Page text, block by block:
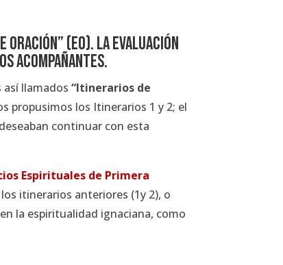
(EO). La evaluación
acompañantes.
así llamados“Itinerarios de
propusimos los Itinerarios 1 y 2; el
continuar con esta
Espirituales de Primera
itinerarios anteriores (1y 2), o
la espiritualidad ignaciana, como